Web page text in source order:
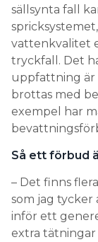
sällsynta fall
vattenkvalitet
tryckfall. Det
uppfattning är
brottas med
exempel har
Så ett förbud
– Det finns
som jag tycker
inför ett
extra